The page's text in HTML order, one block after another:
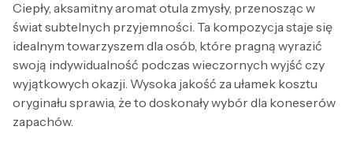
Ciepły, aksamitny aromat otula zmysły, przenosząc w
świat subtelnych przyjemności. Ta kompozycja staje się
idealnym towarzyszem dla osób, które pragną wyrazić
swoją indywidualność podczas wieczornych wyjść czy
wyjątkowych okazji. Wysoka jakość za ułamek kosztu
oryginału sprawia, że to doskonały wybór dla koneserów
zapachów.